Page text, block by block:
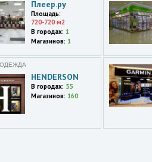
Плеер.ру
Площадь:
720-720 м2
В городах: 1
Магазинов: 1
HENDERSON
В городах: 55
Магазинов: 160